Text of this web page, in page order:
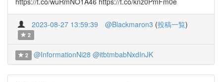
2023-08-27 13:59:39 @Blackmaron3 (投稿一覧)
2
2 @InformationNi28 @itbtmbabNxdInJK